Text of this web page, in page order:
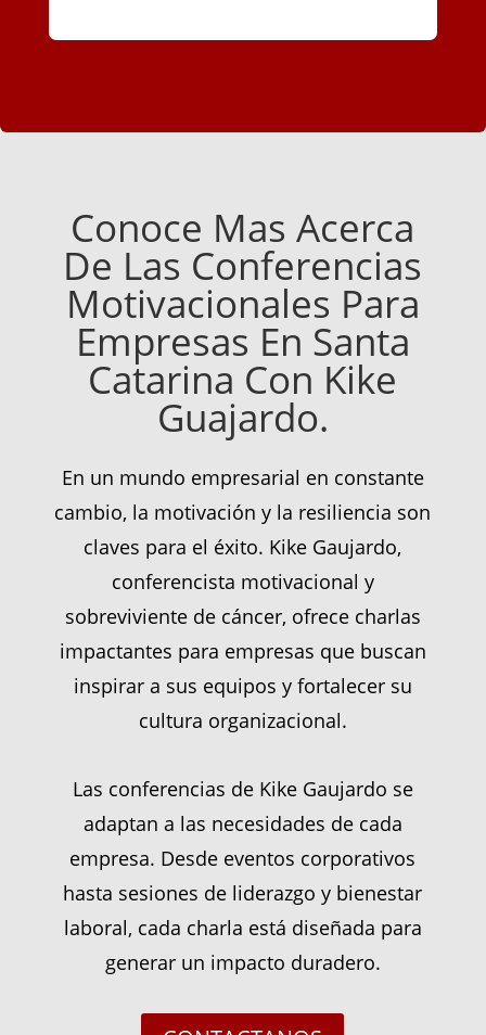
Conoce Mas Acerca
De Las Conferencias
Motivacionales Para
Empresas En Santa
Catarina Con Kike
Guajardo.
En un mundo empresarial en constante
cambio, la motivación y la resiliencia son
claves para el éxito. Kike Gaujardo,
conferencista motivacional y
sobreviviente de cáncer, ofrece charlas
impactantes para empresas que buscan
inspirar a sus equipos y fortalecer su
cultura organizacional.
Las conferencias de Kike Gaujardo se
adaptan a las necesidades de cada
empresa. Desde eventos corporativos
hasta sesiones de liderazgo y bienestar
laboral, cada charla está diseñada para
generar un impacto duradero.